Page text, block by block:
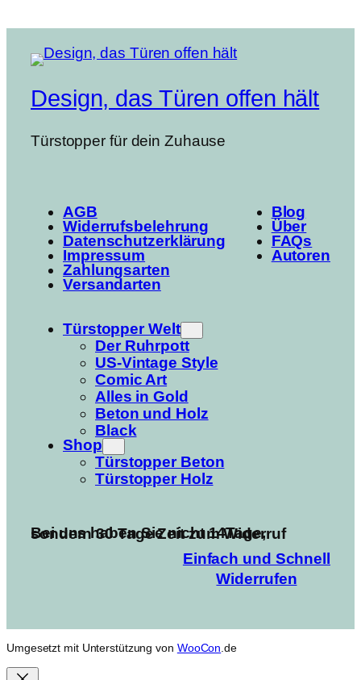
Design, das Türen offen hält
Türstopper für dein Zuhause
AGB
Widerrufsbelehrung
Datenschutzerklärung
Impressum
Zahlungsarten
Versandarten
Blog
Über
FAQs
Autoren
Türstopper Welt
Der Ruhrpott
US-Vintage Style
Comic Art
Alles in Gold
Beton und Holz
Black
Shop
Türstopper Beton
Türstopper Holz
Bei uns haben Sie nicht 14Tage, sondern 30 Tage Zeit zum Widerruf
Einfach und Schnell
Widerrufen
Umgesetzt mit Unterstützung von WooCon .de